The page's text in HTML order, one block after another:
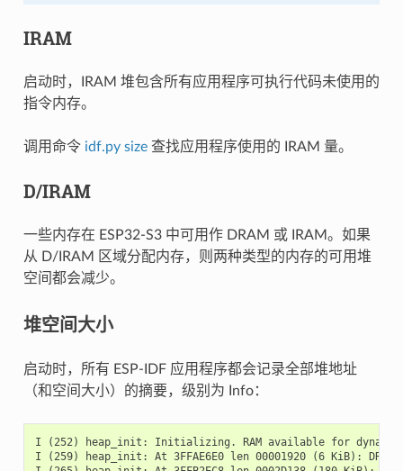
IRAM
启动时，IRAM 堆包含所有应用程序可执行代码未使用的
指令内存。
调用命令 idf.py size查找应用程序使用的 IRAM 量。
D/IRAM
一些内存在 ESP32-S3 中可用作 DRAM 或 IRAM。如果
从 D/IRAM 区域分配内存，则两种类型的内存的可用堆
空间都会减少。
堆空间大小
启动时，所有 ESP-IDF 应用程序都会记录全部堆地址
（和空间大小）的摘要，级别为 Info：
I (252) heap_init: Initializing. RAM available for
I (259) heap_init: At 3FFAE6E0 len 00001920 (6 KiB): DRAM